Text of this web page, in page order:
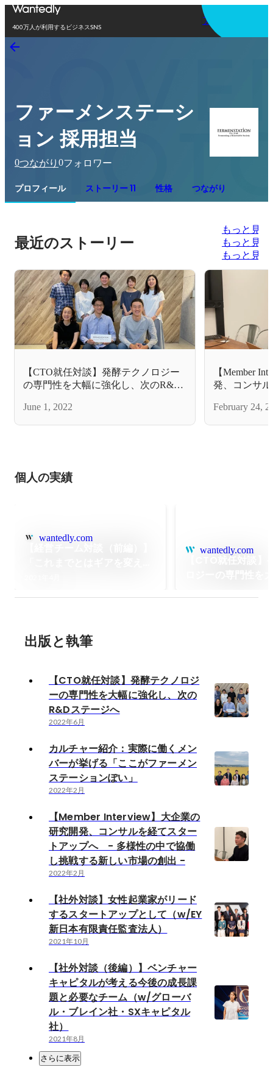
400万人が利用するビジネスSNS
アプリを使う
ファーメンステーシ
ョン 採用担当
0つながり 0フォロワー
プロフィール ストーリー 11 性格 つながり
最近のストーリー
もっと見る
もっと見る
もっと見る
【CTO就任対談】発酵テクノロジー
の専門性を大幅に強化し、次のR&D
June 1, 2022
【Member
発、コンサ
しい市場の
February 24,
個人の実績
wantedly.com
wantedly.com
出版と執筆
【CTO就任対談】発酵テクノロジ
ーの専門性を大幅に強化し、次の
R&Dステージへ
2022年6月
カルチャー紹介：実際に働くメン
バーが挙げる「ここがファーメン
ステーションぽい」
2022年2月
【Member Interview】大企業の
研究開発、コンサルを経てスター
トアップへ - 多様性の中で協働
し挑戦する新しい市場の創出 -
2022年2月
【社外対談】女性起業家がリード
するスタートアップとして（w/EY
新日本有限責任監査法人）
2021年10月
【社外対談（後編）】ベンチャー
キャピタルが考える今後の成長課
題と必要なチーム（w/グローバ
ル・ブレイン社・SXキャピタル
社）
2021年8月
さらに表示